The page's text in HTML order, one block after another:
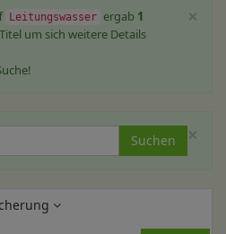
×
Leitungswasser ergab 1
um sich weitere Details
×
Suchen